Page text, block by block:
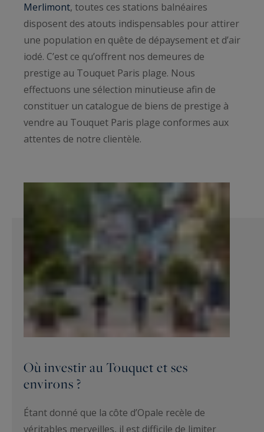
Merlimont, toutes ces stations balnéaires
disposent des atouts indispensables pour attirer
une population en quête de dépaysement et d’air
iodé. C’est ce qu’offrent nos demeures de
prestige au Touquet Paris plage. Nous
effectuons une sélection minutieuse afin de
constituer un catalogue de biens de prestige à
vendre au Touquet Paris plage conformes aux
attentes de notre clientèle.
Où investir au Touquet et ses
environs ?
Étant donné que la côte d’Opale recèle de
véritables merveilles, il est difficile de limiter